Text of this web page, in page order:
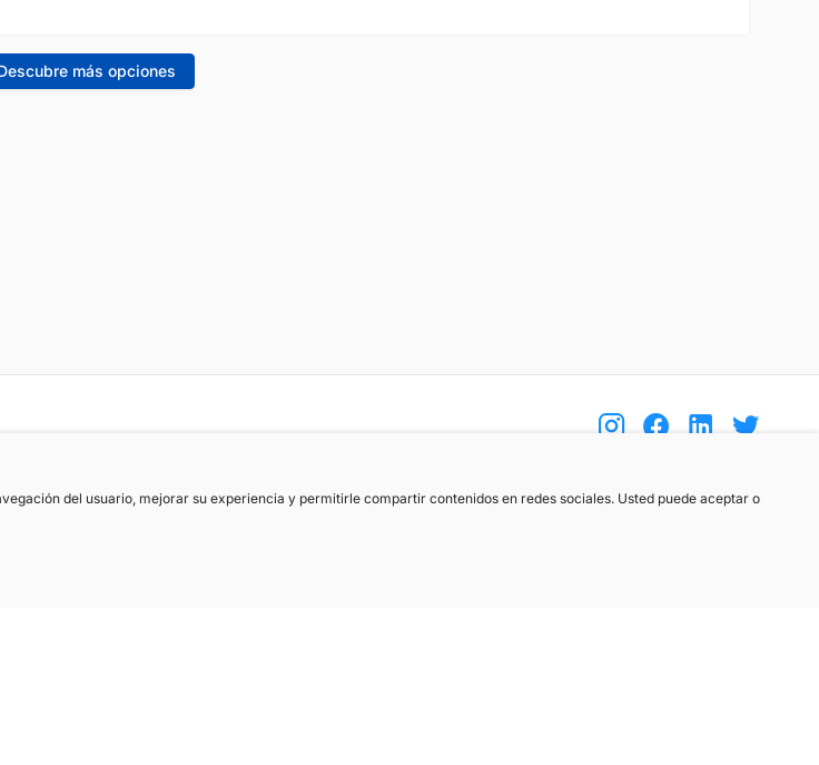
más opciones
del usuario, mejorar su experiencia y permitirle compartir contenidos en redes sociales. Usted puede aceptar o